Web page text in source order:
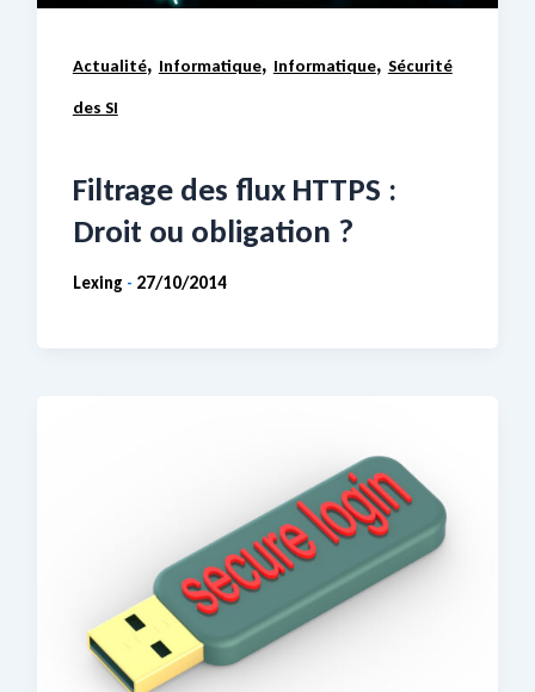
Actualité, Informatique, Informatique, Sécurité
des SI
Filtrage des flux HTTPS :
Droit ou obligation ?
Lexing - 27/10/2014